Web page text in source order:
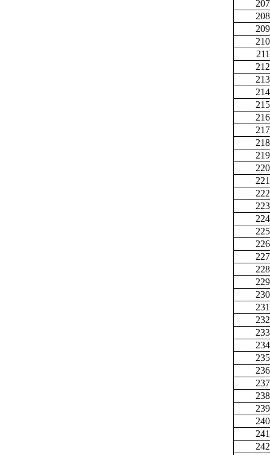
207
208
209
210
211
212
213
214
215
216
217
218
219
220
221
222
223
224
225
226
227
228
229
230
231
232
233
234
235
236
237
238
239
240
241
242